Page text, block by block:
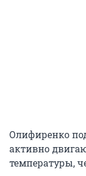
Олифиренко
активно
температуры,